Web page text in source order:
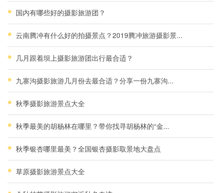
国内有哪些好的摄影旅游团？
云南腾冲有什么好的拍摄景点？2019腾冲旅游摄影景...
几月跟着坝上摄影旅游团出行最合适？
九寨沟摄影旅游几月份去最合适？分享一份九寨沟...
秋季摄影旅游景点大全
秋季最美的胡杨林在哪里？带你找寻胡杨林的“金...
秋季银杏哪里最美？全国银杏摄影取景地大盘点
草原摄影旅游景点大全